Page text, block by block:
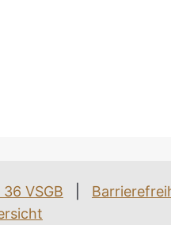
36 VSGB